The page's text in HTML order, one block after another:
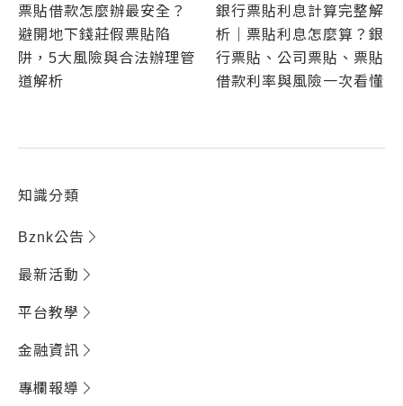
票貼借款怎麼辦最安全？
避開地下錢莊假票貼陷
阱，5大風險與合法辦理管
道解析
銀行票貼利息計算完整解
析｜票貼利息怎麼算？銀
行票貼、公司票貼、票貼
借款利率與風險一次看懂
知識分類
Bznk公告
最新活動
平台教學
金融資訊
專欄報導